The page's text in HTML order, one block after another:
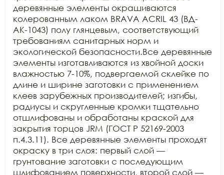
деревянные элементы окрашиваются
колерованным лаком BRAVA ACRIL 43 (ВД-
АК-1043) полу глянцевым, соответствующий
требованиям санитарных норм и
экологической безопасности.Все деревянные
элементы изготавливаются из хвойной доски
влажностью 7-10%, подвергаемой склейке по
длине и ширине заготовки с применением
клеев зарубежных производителей; изгибы,
радиусы и скругленные кромки тщательно
отшлифованы и обработаны краской для
закрытия торцов JRM (ГОСТ Р 52169-2003
п.4.3.11). Все деревянные элементы проходят
окраску в три слоя: первый слой —
грунтование заготовки с последующим
шлифованием поверхности, второй слой —